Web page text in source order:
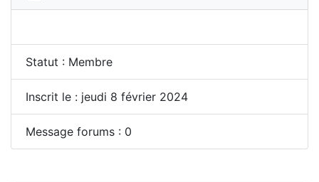
Statut : Membre
Inscrit le : jeudi 8 février 2024
Message forums : 0